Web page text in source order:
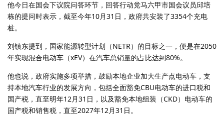
他今日在国会下议院问答环节，回答行动党马六甲市国会议员邱培
栋的提问时表示，截至今年10月31日，政府共安装了3354个充电
桩。
刘镇东提到，国家能源转型计划（NETR）的目标之一，便是在2050
年实现混合电动车（xEV）在汽车总销量的占比达到80%。
他也说，政府实施多项举措，鼓励本地企业加大生产点电动车，支
持本地汽车行业的发展方向，包括全面豁免CBU电动车的进口税和
国产税，直至明年12月31日，以及豁免本地组装（CKD）电动车的
国产税和销售税，直至2027年12月31日。